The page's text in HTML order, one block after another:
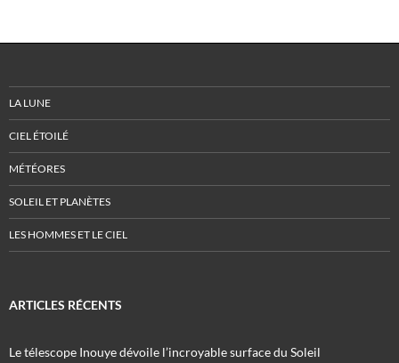
LA LUNE
CIEL ÉTOILÉ
MÉTÉORES
SOLEIL ET PLANÈTES
LES HOMMES ET LE CIEL
ARTICLES RÉCENTS
Le télescope Inouye dévoile l’incroyable surface du Soleil